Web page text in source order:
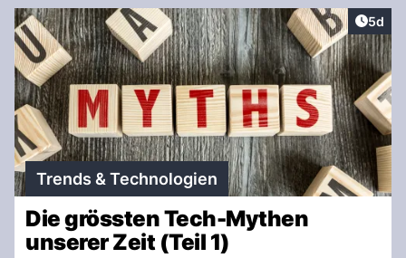
5d
Trends & Technologien
Die grössten Tech-Mythen
unserer Zeit (Teil 1)